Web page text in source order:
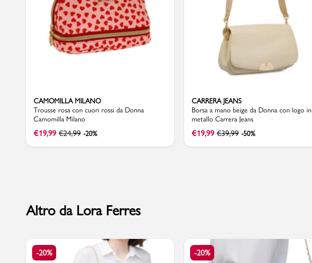
CAMOMILLA MILANO
Trousse rosa con cuori rossi da Donna
Camomilla Milano
€19,99 €24,99 -20%
CARRERA JEANS
Borsa a mano beige da Donna con logo in
metallo Carrera Jeans
€19,99 €39,99 -50%
Altro da Lora Ferres
-20% -20%